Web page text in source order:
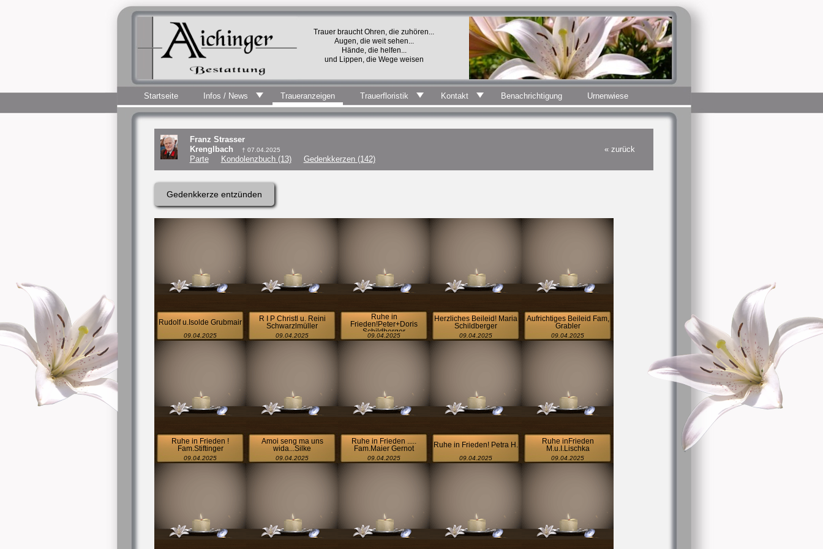
Startseite Infos / News Traueranzeigen Trauerfloristik Kontakt Benachrichtigung Urnenwiese
Franz Strasser
Krenglbach
† 07.04.2025
« zurück
Parte
Kondolenzbuch (13) Gedenkkerzen (142)
Gedenkkerze entzünden
Rudolf u.Isolde Grubmair
09.04.2025
R I P Christl u. Reini
Schwarzlmüller
09.04.2025
Ruhe in
Frieden!Peter+Doris
Schildberger
09.04.2025
Herzliches Beileid! Maria
Schildberger
09.04.2025
Aufrichtiges Beileid Fam,
Grabler
09.04.2025
Ruhe in Frieden !
Fam.Stiftinger
09.04.2025
Amoi seng ma uns
wida...Silke
09.04.2025
Ruhe in Frieden .....
Fam.Maier Gernot
09.04.2025
Ruhe in Frieden! Petra H.
09.04.2025
Ruhe inFrieden
M.u.I.Lischka
09.04.2025
Trauer braucht Ohren, die zuhören...
Augen, die weit sehen...
Hände, die helfen...
und Lippen, die Wege weisen